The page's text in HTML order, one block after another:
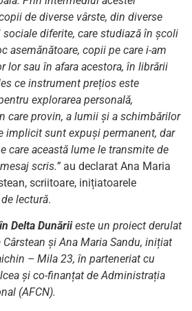
de diverse vârste, din diverse
diferite, care studiază în școli
asemănătoare, copii pe care i-am
lor sau în afara acestora, în librării
ce instrument prețios este
explorarea personală,
care provin, a lumii și a schimbărilor
implicit sunt expuși permanent, dar
care această lume le transmite de
scris.” au declarat Ana Maria
scriitoare, inițiatoarele
lectură.
Delta Dunăriieste un proiect derulat
și Ana Maria Sandu, inițiat
– Mila 23, în parteneriat cu
și co-finanțat de Administrația
(AFCN).